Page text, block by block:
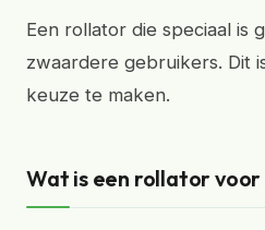
Een rollator die speciaal is
zwaardere gebruikers. Dit
keuze te maken.
Wat is een rollator voor